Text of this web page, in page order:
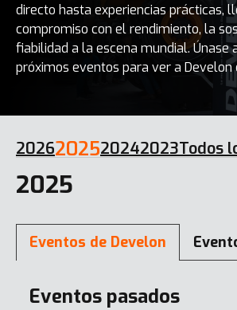
directo hasta experiencias prácticas,
compromiso con el rendimiento, la
fiabilidad a la escena mundial. Únase
próximos eventos para ver a Develon
2026202520242023Todos
2025
Eventos de Develon
Eventos pasados